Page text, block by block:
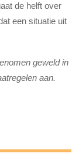
de helft over
een situatie uit
geweld in
aan.